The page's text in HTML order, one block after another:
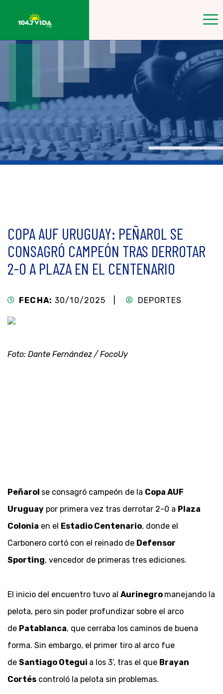
COPA AUF URUGUAY: PEÑAROL SE
CONSAGRÓ CAMPEÓN TRAS DERROTAR
2-0 A PLAZA EN EL CENTENARIO
FECHA: 30/10/2025 | DEPORTES
Foto: Dante Fernández / FocoUy
Peñarol se consagró campeón de la Copa AUF
Uruguay por primera vez tras derrotar 2-0 a Plaza
Colonia en el Estadio Centenario, donde el
Carbonero cortó con el reinado de Defensor
Sporting, vencedor de primeras tres ediciones.
El inicio del encuentro tuvo al Aurinegro manejando la
pelota, pero sin poder profundizar sobre el arco
de Patablanca, que cerraba los caminos de buena
forma. Sin embargo, el primer tiro al arco fue
de Santiago Otegui a los 3’, tras el que Brayan
Cortés controló la pelota sin problemas.